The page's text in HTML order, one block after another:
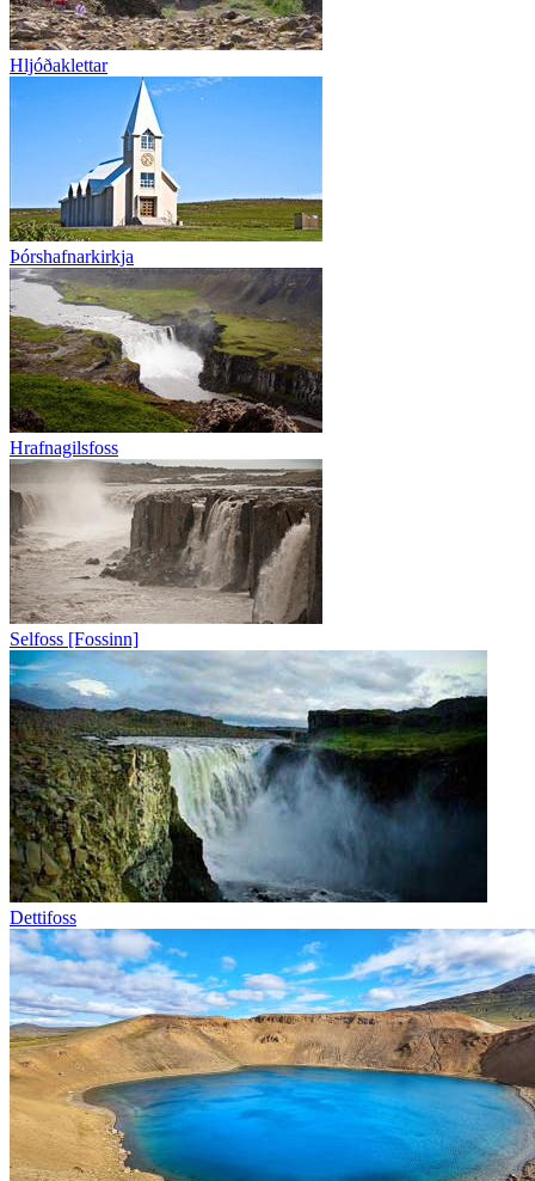
Hljóðaklettar
Þórshafnarkirkja
Hrafnagilsfoss
Selfoss [Fossinn]
Dettifoss